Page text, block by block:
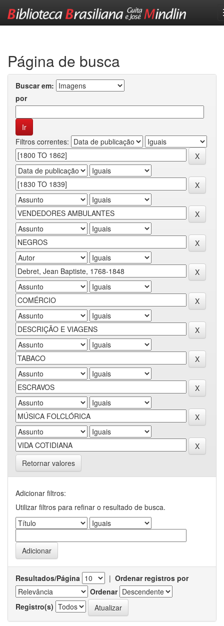
Página de busca
Buscar em:
por
Filtros correntes:
Retornar valores
Adicionar filtros:
Utilizar filtros para refinar o resultado de busca.
Resultados/Página | Ordenar registros por
Ordenar
Registro(s)